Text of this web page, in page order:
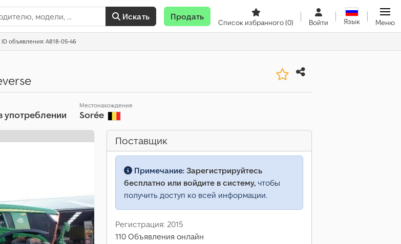
Искать Продать
Список избранного(0) Войти Язык Меню
ID объявления: A818-05-46
употреблении
Местонахождение
Sorée
Поставщик
Примечание: Зарегистрируйтесь
бесплатно или войдите в систему, чтобы
получить доступ ко всей информации.
Регистрация: 2015
110 Объявления онлайн